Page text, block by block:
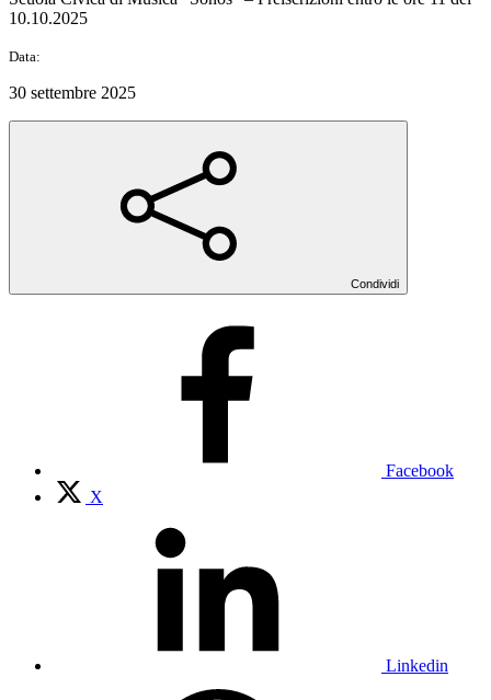
10.10.2025
Data:
30 settembre 2025
Condividi
Facebook
X
Linkedin